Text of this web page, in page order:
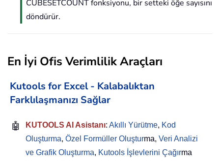
CUBESETCOUNT fonksiyonu, bir setteki öğe sayısını
döndürür.
En İyi Ofis Verimlilik Araçları
Kutools for Excel - Kalabalıktan
Farklılaşmanızı Sağlar
🤖 KUTOOLS AI Asistanı: Akıllı Yürütme, Kod
Oluşturma, Özel Formüller Oluşturma, Veri Analizi
ve Grafik Oluşturma, Kutools İşlevlerini Çağırma